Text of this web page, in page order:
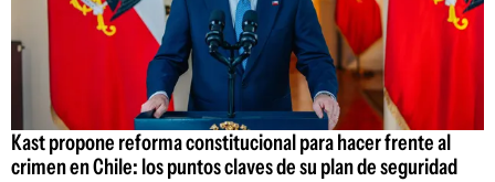
Kast propone reforma constitucional para hacer frente al
crimen en Chile: los puntos claves de su plan de seguridad